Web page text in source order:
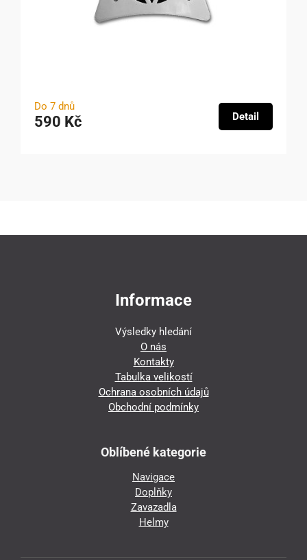
Do 7 dnů
590 Kč Detail
Informace
Výsledky hledání
O nás
Kontakty
Tabulka velikostí
Ochrana osobních údajů
Obchodní podmínky
Oblíbené kategorie
Navigace
Doplňky
Zavazadla
Helmy